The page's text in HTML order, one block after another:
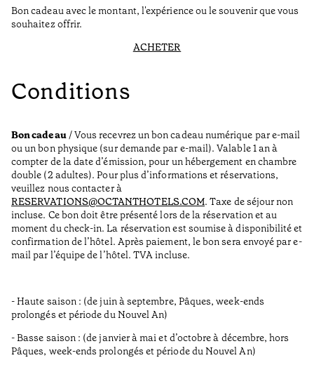
Bon cadeau avec le montant, l'expérience ou le souvenir que vous
souhaitez offrir.
ACHETER
Conditions
Bon cadeau/ Vous recevrez un bon cadeau numérique par e-mail
ou un bon physique (sur demande par e-mail). Valable 1 an à
compter de la date d’émission, pour un hébergement en chambre
double (2 adultes). Pour plus d’informations et réservations,
veuillez nous contacter à
RESERVATIONS@OCTANTHOTELS.COM. Taxe de séjour non
incluse. Ce bon doit être présenté lors de la réservation et au
moment du check-in. La réservation est soumise à disponibilité et
confirmation de l’hôtel. Après paiement, le bon sera envoyé par e-
mail par l’équipe de l’hôtel. TVA incluse.
- Haute saison : (de juin à septembre, Pâques, week-ends
prolongés et période du Nouvel An)
- Basse saison : (de janvier à mai et d’octobre à décembre, hors
Pâques, week-ends prolongés et période du Nouvel An)